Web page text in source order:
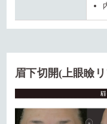
眉下切開(上眼瞼